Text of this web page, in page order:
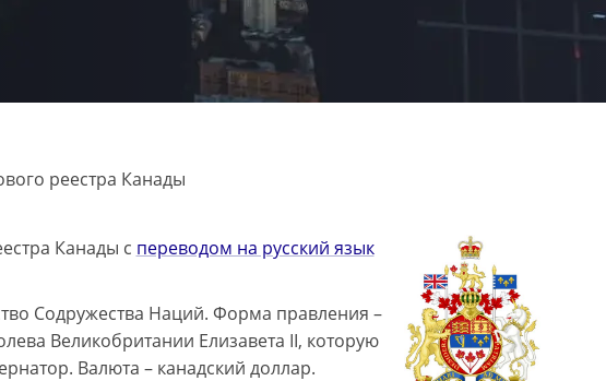
реестра Канады
Канады с переводом на русский язык
Содружества Наций. Форма правления –
Великобритании Елизавета II, которую
Валюта – канадский доллар.